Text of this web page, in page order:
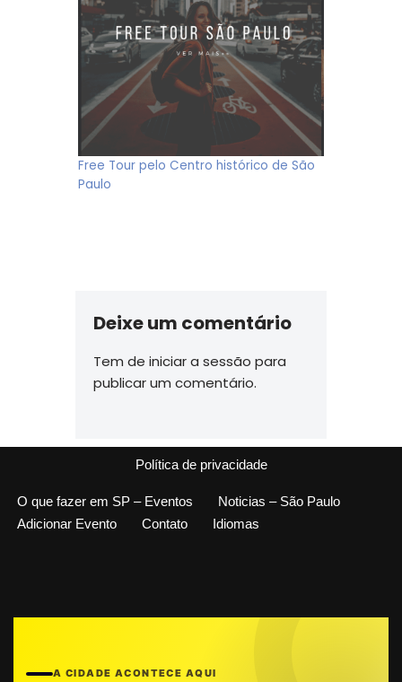
Free Tour pelo Centro histórico de São
Paulo
Deixe um comentário
Tem de iniciar a sessão para
publicar um comentário.
Política de privacidade
O que fazer em SP – Eventos
Noticias – São Paulo
Adicionar Evento
Contato Idiomas
A CIDADE ACONTECE AQUI